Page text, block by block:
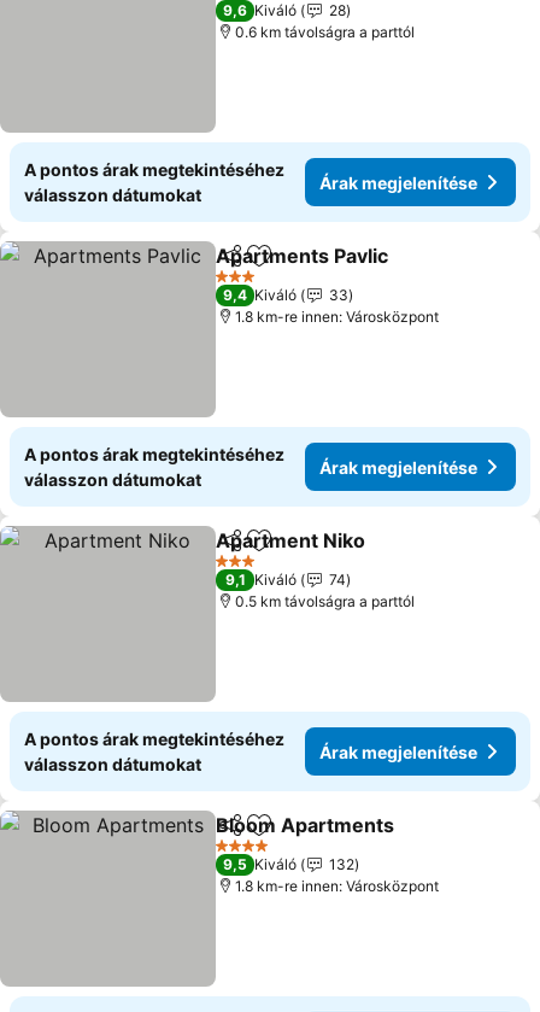
9,6 Kiváló
28
0.6 km távolságra a parttól
A pontos árak megtekintéséhez
válasszon dátumokat
Árak megjelenítése
Megosztás
Hozzáadás a kedvencekhez
Apartments Pavlic
3 Kategória
9,4 Kiváló
33
1.8 km-re innen: Városközpont
A pontos árak megtekintéséhez
válasszon dátumokat
Árak megjelenítése
Megosztás
Hozzáadás a kedvencekhez
Apartment Niko
3 Kategória
9,1 Kiváló
74
0.5 km távolságra a parttól
A pontos árak megtekintéséhez
válasszon dátumokat
Árak megjelenítése
Megosztás
Hozzáadás a kedvencekhez
Bloom Apartments
4 Kategória
9,5 Kiváló
132
1.8 km-re innen: Városközpont